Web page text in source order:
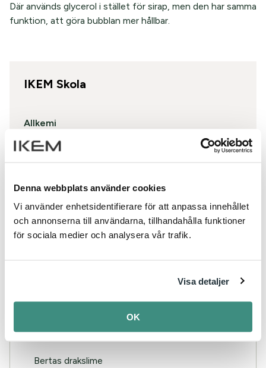
Denna webbplats använder cookies
Vi använder enhetsidentifierare för att anpassa innehållet
och annonserna till användarna, tillhandahålla funktioner
för sociala medier och analysera vår trafik.
Visa detaljer
OK
Där används glycerol i stället för sirap, men den har samma
funktion, att göra bubblan mer hållbar.
IKEM Skola
Allkemi
Bertas Experiment och andra Draksagor
Filmer Grön i labbet
Bubbelormar med Berta
Mjölkfyrverkeri med Berta
Bertas drakslime